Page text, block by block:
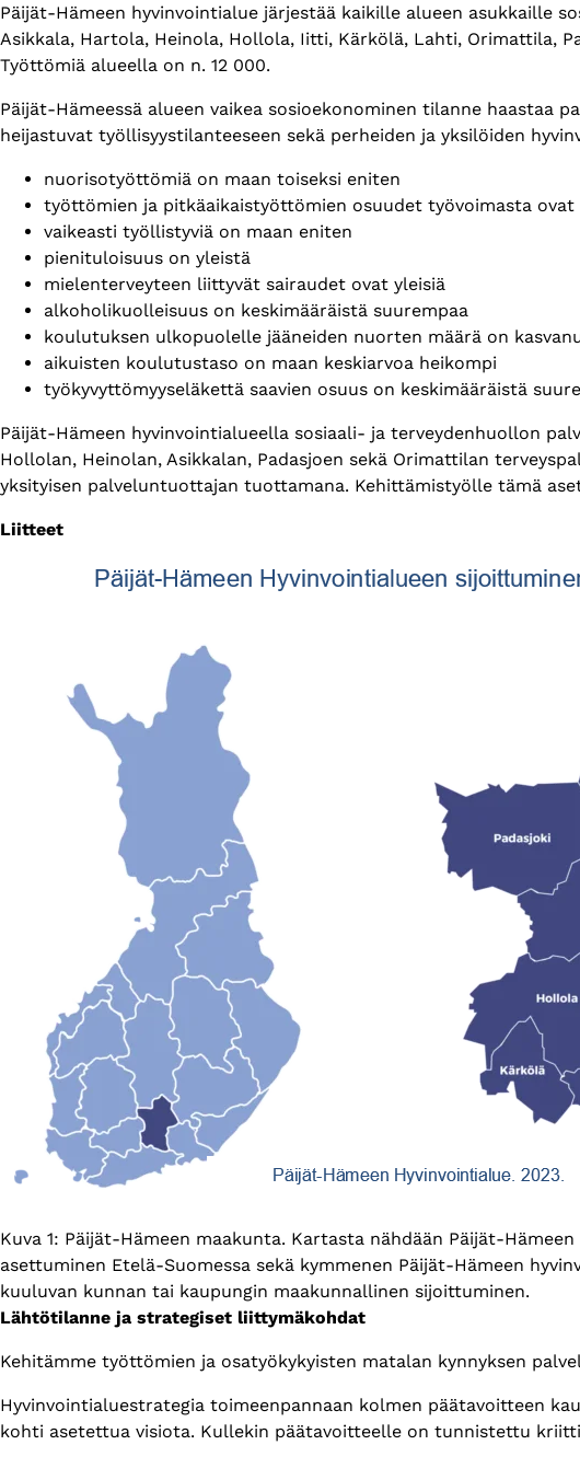
Päijät-Hämeen hyvinvointialue järjestää kaikille alueen asukkaille
Asikkala, Hartola, Heinola, Hollola, Iitti, Kärkölä, Lahti, Orimattila,
Työttömiä alueella on n. 12 000.
Päijät-Hämeessä alueen vaikea sosioekonominen tilanne
heijastuvat työllisyystilanteeseen sekä perheiden ja yksilöiden
nuorisotyöttömiä on maan toiseksi eniten
työttömien ja pitkäaikaistyöttömien osuudet työvoimasta
vaikeasti työllistyviä on maan eniten
pienituloisuus on yleistä
mielenterveyteen liittyvät sairaudet ovat yleisiä
alkoholikuolleisuus on keskimääräistä suurempaa
koulutuksen ulkopuolelle jääneiden nuorten määrä on
aikuisten koulutustaso on maan keskiarvoa heikompi
työkyvyttömyyseläkettä saavien osuus on keskimääräistä
Päijät-Hämeen hyvinvointialueella sosiaali- ja terveydenhuollon
Hollolan, Heinolan, Asikkalan, Padasjoen sekä Orimattilan
yksityisen palveluntuottajan tuottamana. Kehittämistyölle tämä
Liitteet
Kuvateksti
Kuva 1: Päijät-Hämeen maakunta. Kartasta nähdään Päijät-
asettuminen Etelä-Suomessa sekä kymmenen Päijät-Hämeen
kuuluvan kunnan tai kaupungin maakunnallinen sijoittuminen.
Lähtötilanne ja strategiset liittymäkohdat
Kehitämme työttömien ja osatyökykyisten matalan kynnyksen
Hyvinvointialuestrategia toimeenpannaan kolmen päätavoitteen
kohti asetettua visiota. Kullekin päätavoitteelle on tunnistettu